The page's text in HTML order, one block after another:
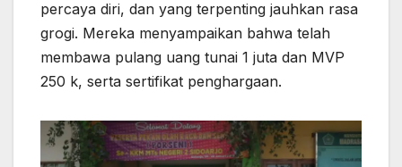
percaya diri, dan yang terpenting jauhkan rasa
grogi. Mereka menyampaikan bahwa telah
membawa pulang uang tunai 1 juta dan MVP
250 k, serta sertifikat penghargaan.